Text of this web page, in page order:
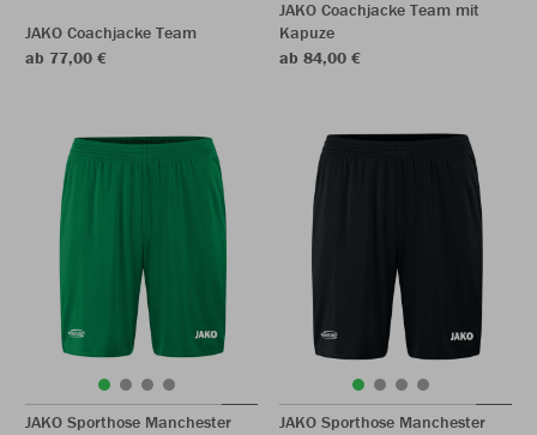
JAKO Coachjacke Team
ab 77,00 €
JAKO Coachjacke Team mit
Kapuze
ab 84,00 €
JAKO Sporthose Manchester
JAKO Sporthose Manchester